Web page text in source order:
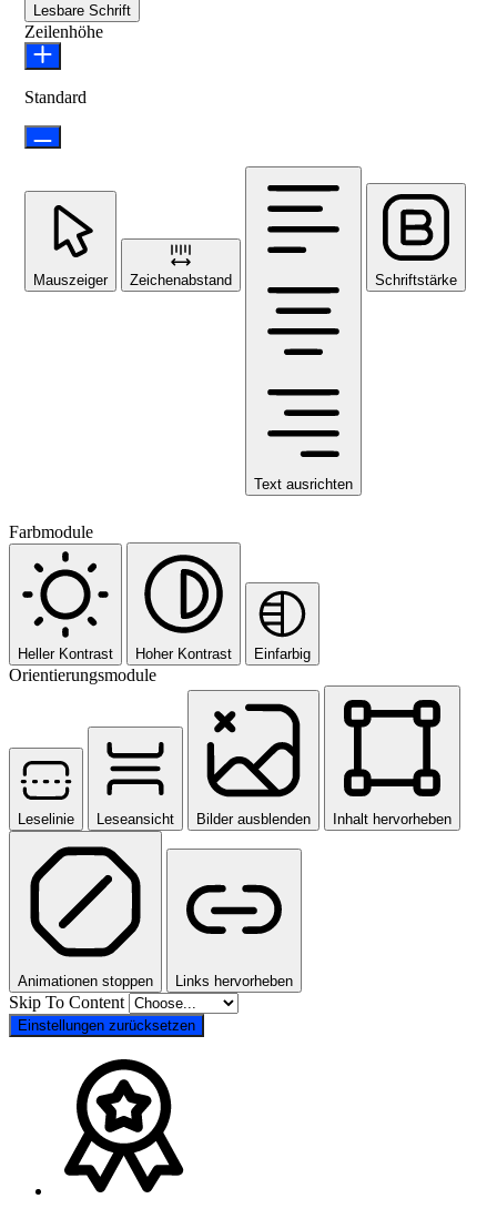
Lesbare Schrift
Zeilenhöhe
Standard
Mauszeiger Zeichenabstand
Text ausrichten
Schriftstärke
Farbmodule
Heller Kontrast Hoher Kontrast Einfarbig
Orientierungsmodule
Leselinie Leseansicht Bilder ausblenden Inhalt hervorheben
Animationen stoppen Links hervorheben
Skip To Content
Einstellungen zurücksetzen